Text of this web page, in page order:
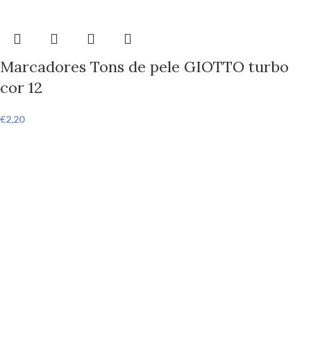
Marcadores Tons de pele GIOTTO turbo
cor 12
€2,20